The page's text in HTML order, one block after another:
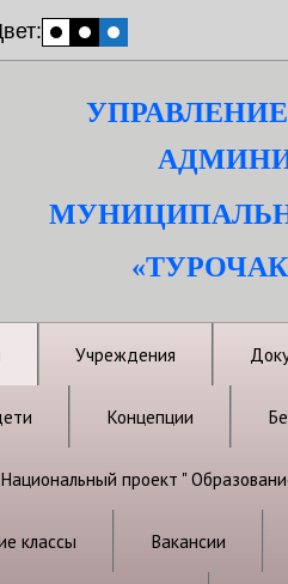
Учреждения
Концепции
Национальный проект "
классы Вакансии